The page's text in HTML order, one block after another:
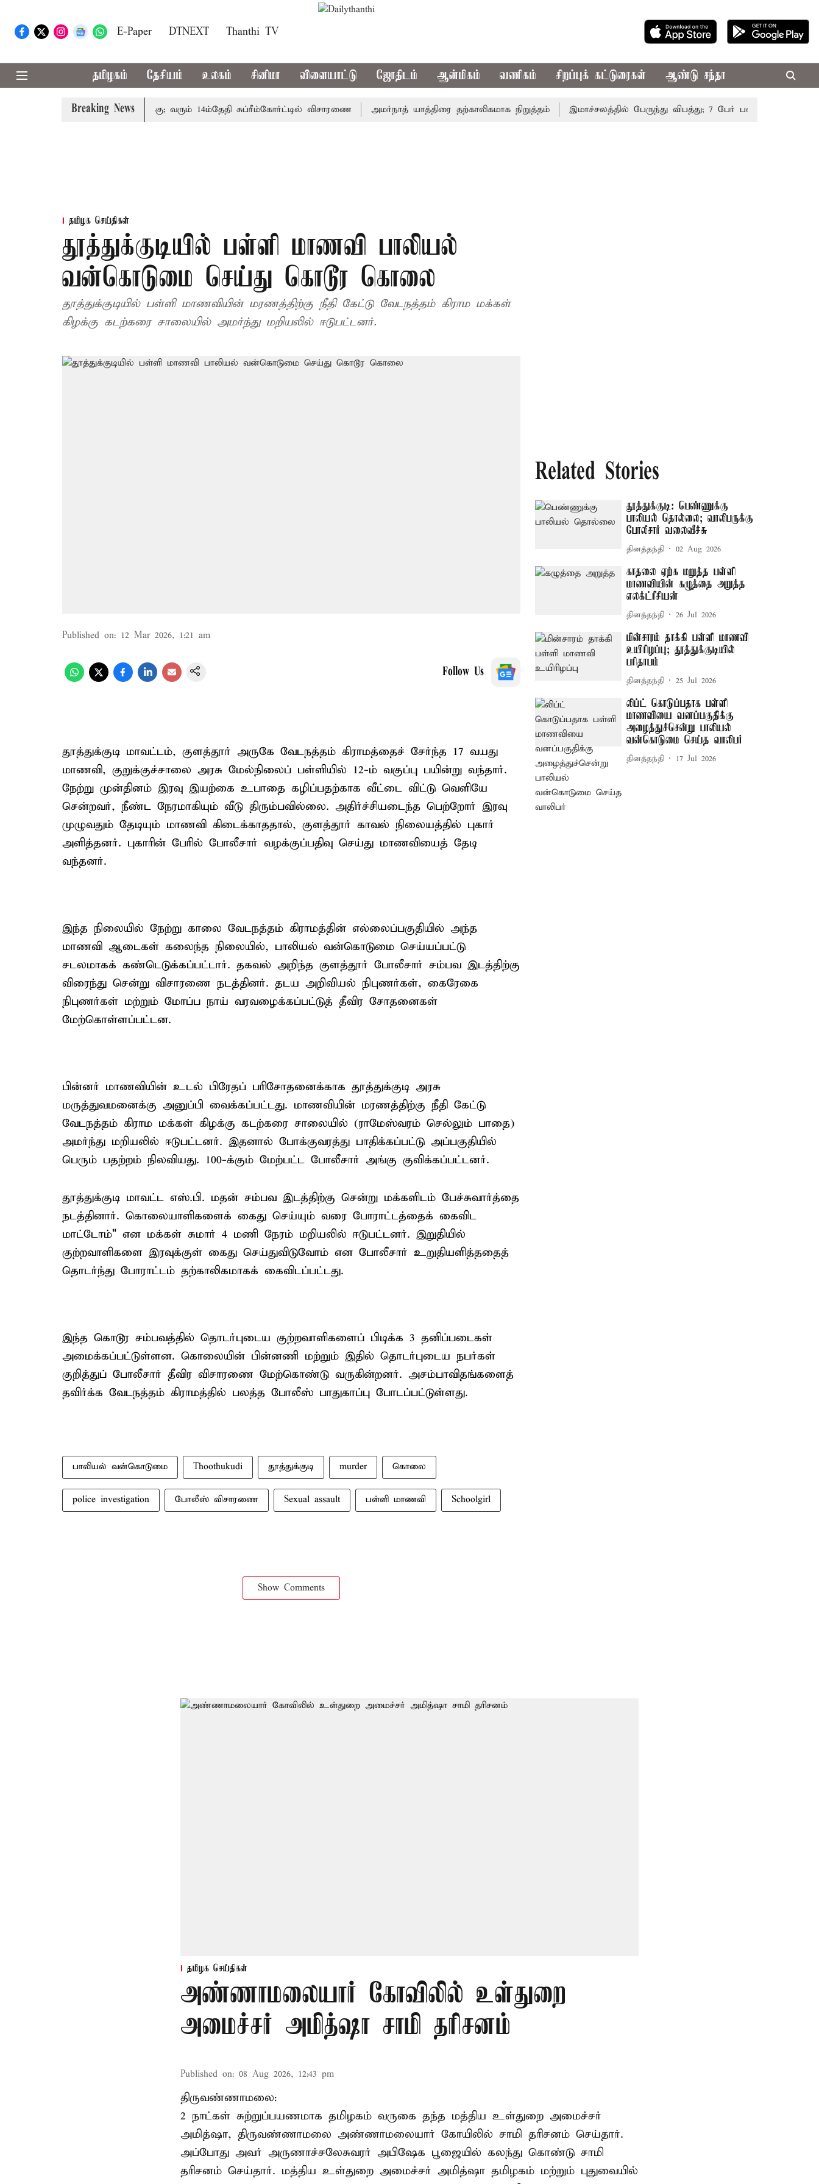
E-Paper DTNEXT Thanthi TV
தமிழகம் தேசியம் உலகம் சினிமா விளையாட்டு ஜோதிடம் ஆன்மிகம் வணிகம் சிறப்புக் கட்டுரைகள் ஆண்டு சந்தா
Breaking News
அரசுப்பணி வழக்கு; வரும் 14ம்தேதி சுப்ரீம்கோர்ட்டில் விசாரணை அமர்நாத் யாத்திரை தற்காலிகமாக நிறுத்தம் இமாச்சலத்தில் பேருந்து விபத்து; 7 பேர் பலி - பிரதமர் மோடி
தமிழக செய்திகள்
தூத்துக்குடியில் பள்ளி மாணவி பாலியல்
வன்கொடுமை செய்து கொடூர கொலை
தூத்துக்குடியில் பள்ளி மாணவியின் மரணத்திற்கு நீதி கேட்டு வேடநத்தம் கிராம மக்கள்
கிழக்கு கடற்கரை சாலையில் அமர்ந்து மறியலில் ஈடுபட்டனர்.
Published on: 12 Mar 2026, 1:21 am
Follow Us
தூத்துக்குடி மாவட்டம், குளத்தூர் அருகே வேடநத்தம் கிராமத்தைச் சேர்ந்த 17 வயது
மாணவி, குறுக்குச்சாலை அரசு மேல்நிலைப் பள்ளியில் 12-ம் வகுப்பு பயின்று வந்தார்.
நேற்று முன்தினம் இரவு இயற்கை உபாதை கழிப்பதற்காக வீட்டை விட்டு வெளியே
சென்றவர், நீண்ட நேரமாகியும் வீடு திரும்பவில்லை. அதிர்ச்சியடைந்த பெற்றோர் இரவு
முழுவதும் தேடியும் மாணவி கிடைக்காததால், குளத்தூர் காவல் நிலையத்தில் புகார்
அளித்தனர். புகாரின் பேரில் போலீசார் வழக்குப்பதிவு செய்து மாணவியைத் தேடி
வந்தனர்.
இந்த நிலையில் நேற்று காலை வேடநத்தம் கிராமத்தின் எல்லைப்பகுதியில் அந்த
மாணவி ஆடைகள் கலைந்த நிலையில், பாலியல் வன்கொடுமை செய்யப்பட்டு
சடலமாகக் கண்டெடுக்கப்பட்டார். தகவல் அறிந்த குளத்தூர் போலீசார் சம்பவ இடத்திற்கு
விரைந்து சென்று விசாரணை நடத்தினர். தடய அறிவியல் நிபுணர்கள், கைரேகை
நிபுணர்கள் மற்றும் மோப்ப நாய் வரவழைக்கப்பட்டுத் தீவிர சோதனைகள்
மேற்கொள்ளப்பட்டன.
பின்னர் மாணவியின் உடல் பிரேதப் பரிசோதனைக்காக தூத்துக்குடி அரசு
மருத்துவமனைக்கு அனுப்பி வைக்கப்பட்டது. மாணவியின் மரணத்திற்கு நீதி கேட்டு
வேடநத்தம் கிராம மக்கள் கிழக்கு கடற்கரை சாலையில் (ராமேஸ்வரம் செல்லும் பாதை)
அமர்ந்து மறியலில் ஈடுபட்டனர். இதனால் போக்குவரத்து பாதிக்கப்பட்டு அப்பகுதியில்
பெரும் பதற்றம் நிலவியது. 100-க்கும் மேற்பட்ட போலீசார் அங்கு குவிக்கப்பட்டனர்.
தூத்துக்குடி மாவட்ட எஸ்.பி. மதன் சம்பவ இடத்திற்கு சென்று மக்களிடம் பேச்சுவார்த்தை
நடத்தினார். கொலையாளிகளைக் கைது செய்யும் வரை போராட்டத்தைக் கைவிட
மாட்டோம்" என மக்கள் சுமார் 4 மணி நேரம் மறியலில் ஈடுபட்டனர். இறுதியில்
குற்றவாளிகளை இரவுக்குள் கைது செய்துவிடுவோம் என போலீசார் உறுதியளித்ததைத்
தொடர்ந்து போராட்டம் தற்காலிகமாகக் கைவிடப்பட்டது.
இந்த கொடூர சம்பவத்தில் தொடர்புடைய குற்றவாளிகளைப் பிடிக்க 3 தனிப்படைகள்
அமைக்கப்பட்டுள்ளன. கொலையின் பின்னணி மற்றும் இதில் தொடர்புடைய நபர்கள்
குறித்துப் போலீசார் தீவிர விசாரணை மேற்கொண்டு வருகின்றனர். அசம்பாவிதங்களைத்
தவிர்க்க வேடநத்தம் கிராமத்தில் பலத்த போலீஸ் பாதுகாப்பு போடப்பட்டுள்ளது.
பாலியல் வன்கொடுமை Thoothukudi தூத்துக்குடி murder கொலை
police investigation போலீஸ் விசாரணை Sexual assault பள்ளி மாணவி Schoolgirl
Show Comments
Related Stories
தூத்துக்குடி: பெண்ணுக்கு
பாலியல் தொல்லை; வாலிபருக்கு
போலீசார் வலைவீச்சு
தினத்தந்தி 02 Aug 2026
காதலை ஏற்க மறுத்த பள்ளி
மாணவியின் கழுத்தை அறுத்த
எலக்ட்ரீசியன்
தினத்தந்தி 26 Jul 2026
மின்சாரம் தாக்கி பள்ளி மாணவி
உயிரிழப்பு; தூத்துக்குடியில்
பரிதாபம்
தினத்தந்தி 25 Jul 2026
லிப்ட் கொடுப்பதாக பள்ளி
மாணவியை வனப்பகுதிக்கு
அழைத்துச்சென்று பாலியல்
வன்கொடுமை செய்த வாலிபர்
தினத்தந்தி 17 Jul 2026
தமிழக செய்திகள்
அண்ணாமலையார் கோவிலில் உள்துறை
அமைச்சர் அமித்ஷா சாமி தரிசனம்
Published on: 08 Aug 2026, 12:43 pm
திருவண்ணாமலை:
2 நாட்கள் சுற்றுப்பயணமாக தமிழகம் வருகை தந்த மத்திய உள்துறை அமைச்சர்
அமித்ஷா, திருவண்ணாமலை அண்ணாமலையார் கோயிலில் சாமி தரிசனம் செய்தார்.
அப்போது அவர் அருணாச்சலேசுவரர் அபிஷேக பூஜையில் கலந்து கொண்டு சாமி
தரிசனம் செய்தார். மத்திய உள்துறை அமைச்சர் அமித்ஷா தமிழகம் மற்றும் புதுவையில்